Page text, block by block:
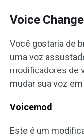
Voice
Você gostaria de
uma voz
modificadores de
mudar sua voz
Voicemod
Este é um